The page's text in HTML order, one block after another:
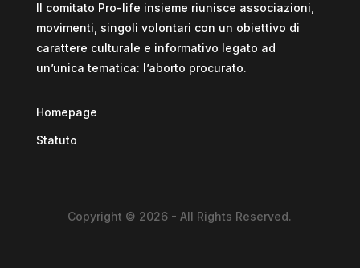
Il comitato Pro-life insieme riunisce associazioni,
movimenti, singoli volontari con un obiettivo di
carattere culturale e informativo legato ad
un’unica tematica: l’aborto procurato.
Homepage
Statuto
Copyright © 2026 - All Rights Reserved.